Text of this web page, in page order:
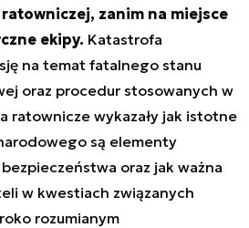
zanim na miejsce
ekipy. Katastrofa
na temat fatalnego stanu
oraz procedur stosowanych w
ratownicze wykazały jak istotne
są elementy
oraz jak ważna
w kwestiach związanych
rozumianym